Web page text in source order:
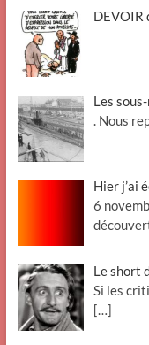
DEVOIR
Les
. Nous
Hier j’ai
6
Le short
Si les
[…]